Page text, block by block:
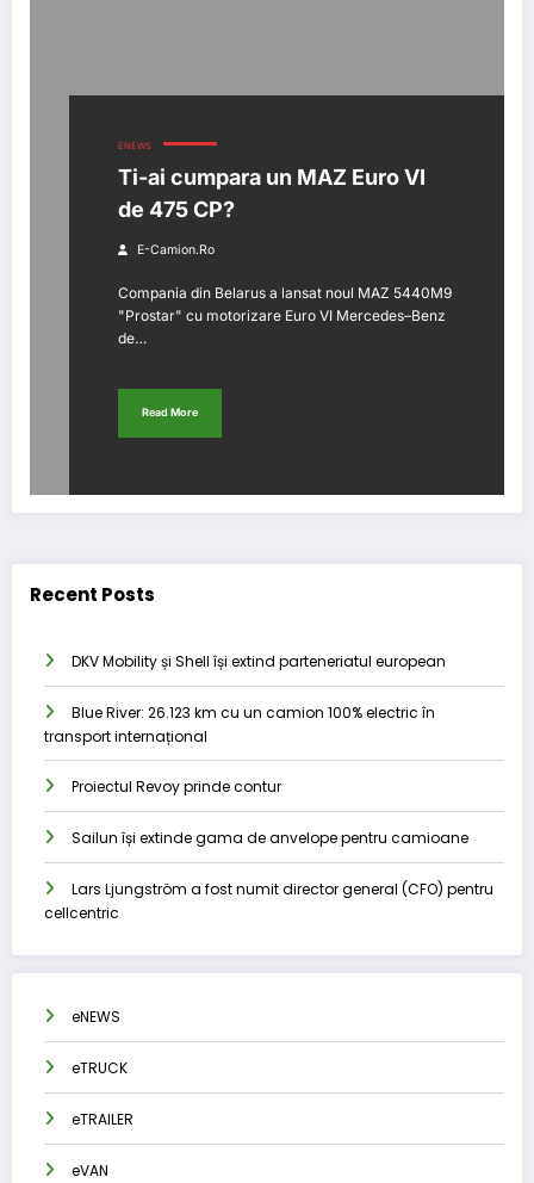
ENEWS
Ti-ai cumpara un MAZ Euro VI
de 475 CP?
E-Camion.ro
Compania din Belarus a lansat noul MAZ 5440M9
"Prostar" cu motorizare Euro VI Mercedes–Benz
de…
Read More
Recent Posts
DKV Mobility și Shell își extind parteneriatul european
Blue River: 26.123 km cu un camion 100% electric în
transport internațional
Proiectul Revoy prinde contur
Sailun își extinde gama de anvelope pentru camioane
Lars Ljungström a fost numit director general (CFO) pentru
cellcentric
eNEWS
eTRUCK
eTRAILER
eVAN